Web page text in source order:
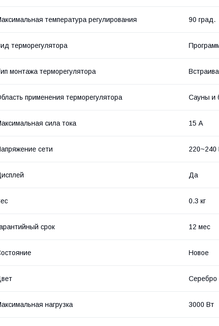
температура регулирования 90 град.
терморегулятора
монтажа терморегулятора
применения терморегулятора Сауны и
сила тока 15 А
сети 220~240
Да
0.3 кг
срок 12 мес
Новое
Серебро
нагрузка 3000 Вт